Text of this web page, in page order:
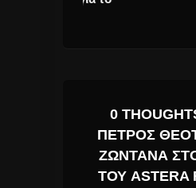
0
ΠΕΤΡΟΣ
ΖΩΝΤΑΝΑ
ΤΟΥ ASTERA